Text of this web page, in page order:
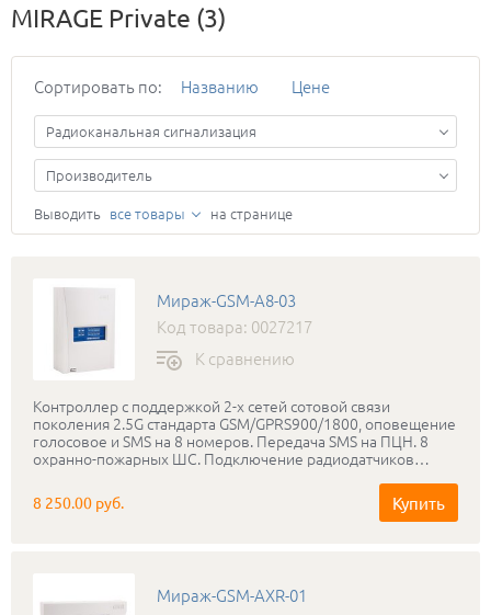
MIRAGE Private (3)
Сортировать по: Названию Цене
Радиоканальная сигнализация
Производитель
Выводить все товары на странице
Мираж-GSM-А8-03
Код товара: 0027217
К сравнению
Контроллер с поддержкой 2-х сетей сотовой связи
поколения 2.5G стандарта GSM/GPRS900/1800, оповещение
голосовое и SMS на 8 номеров. Передача SMS на ПЦН. 8
охранно-пожарных ШС. Подключение радиодатчиков
термодатчик встроенный + 4 внешних, подключение
внешнего микрофона. Настройка с компьютера (USB),
GSM-антенна MIRAGE-AMG, 2 ключа Touch Memory, диск с
8 250.00 руб. Купить
Мираж-GSM-AXR-01